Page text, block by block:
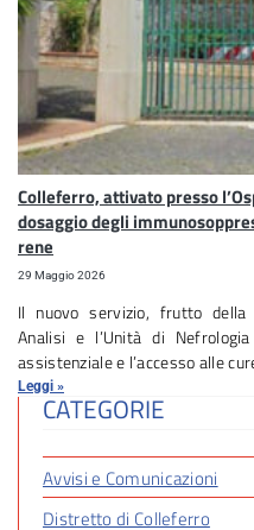
Colleferro, attivato presso
dosaggio degli
rene
29 Maggio 2026
Il nuovo servizio, frutto della
Analisi e l’Unità di
assistenziale e l’accesso alle
Leggi »
CATEGORIE
Avvisi e Comunicazioni
Distretto di Colleferro